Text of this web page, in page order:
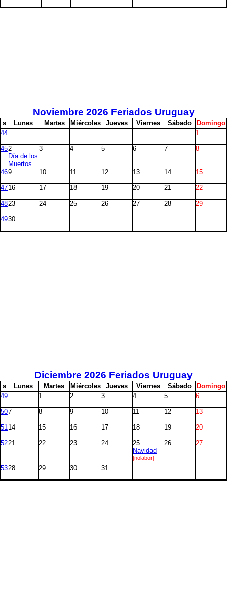
Noviembre 2026 Feriados Uruguay
s Lunes Martes Miércoles Jueves Viernes Sábado Domingo
44
1
452
Día de los
Muertos
3 4 5 6 7 8
469 10 11 12 13 14 15
4716 17 18 19 20 21 22
4823 24 25 26 27 28 29
4930
Diciembre 2026 Feriados Uruguay
s Lunes Martes Miércoles Jueves Viernes Sábado Domingo
49
1 2 3 4 5 6
507 8 9 10 11 12 13
5114 15 16 17 18 19 20
5221 22 23 24
25
Navidad
[nolabor]
26 27
5328 29 30 31